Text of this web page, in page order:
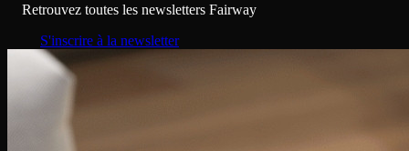
Retrouvez toutes les newsletters Fairway
S'inscrire à la newsletter